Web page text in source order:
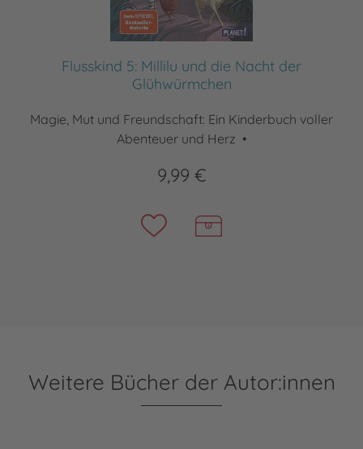
Flusskind 5: Millilu und die Nacht der
Glühwürmchen
Magie, Mut und Freundschaft: Ein Kinderbuch voller
Abenteuer und Herz •
9,99 €
Weitere Bücher der Autor:innen